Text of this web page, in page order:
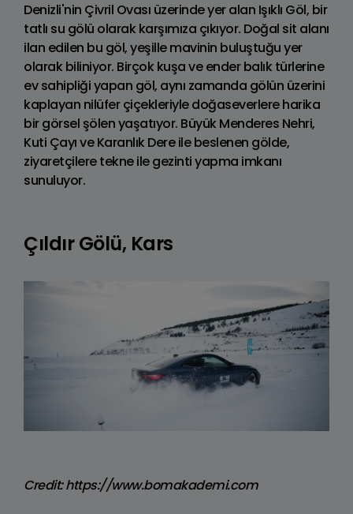
Denizli'nin Çivril Ovası üzerinde yer alan Işıklı Göl, bir
tatlı su gölü olarak karşımıza çıkıyor. Doğal sit alanı
ilan edilen bu göl, yeşille mavinin buluştuğu yer
olarak biliniyor. Birçok kuşa ve ender balık türlerine
ev sahipliği yapan göl, aynı zamanda gölün üzerini
kaplayan nilüfer çiçekleriyle doğaseverlere harika
bir görsel şölen yaşatıyor. Büyük Menderes Nehri,
Kuti Çayı ve Karanlık Dere ile beslenen gölde,
ziyaretçilere tekne ile gezinti yapma imkanı
sunuluyor.
Çıldır Gölü, Kars
Credit: https://www.bomakademi.com